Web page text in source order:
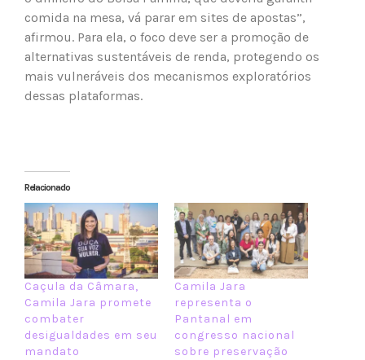
comida na mesa, vá parar em sites de apostas”,
afirmou. Para ela, o foco deve ser a promoção de
alternativas sustentáveis de renda, protegendo os
mais vulneráveis dos mecanismos exploratórios
dessas plataformas.
Relacionado
Caçula da Câmara,
Camila Jara promete
combater
desigualdades em seu
mandato
Camila Jara
representa o
Pantanal em
congresso nacional
sobre preservação